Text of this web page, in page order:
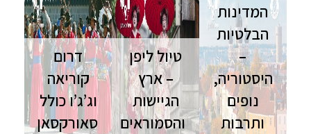
המדינות
הבלטיות
–
היסטוריה,
נופים
ותרבות
טיול ליפן
– ארץ
הגיישות
והסמוראים
דרום
קוריאה
וג’ג’ו כולל
סאורקסאן